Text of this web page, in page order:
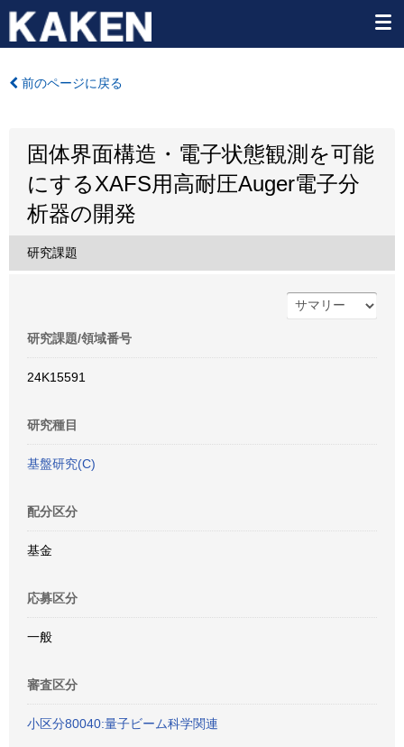
前のページに戻る
固体界面構造・電子状態観測を可能
にするXAFS用高耐圧Auger電子分
析器の開発
研究課題
研究課題/領域番号
24K15591
研究種目
基盤研究(C)
配分区分
基金
応募区分
一般
審査区分
小区分80040:量子ビーム科学関連